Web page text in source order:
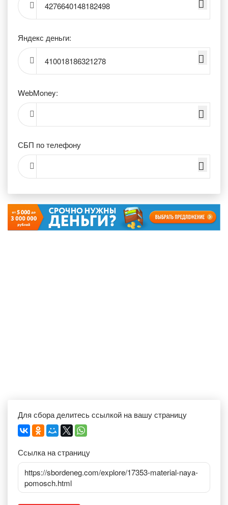
4276640148182498
Яндекс деньги:
410018186321278
WebMoney:
СБП по телефону
Для сбора делитесь ссылкой на вашу страницу
Ссылка на страницу
https://sbordeneg.com/explore/17353-material-naya-
pomosch.html